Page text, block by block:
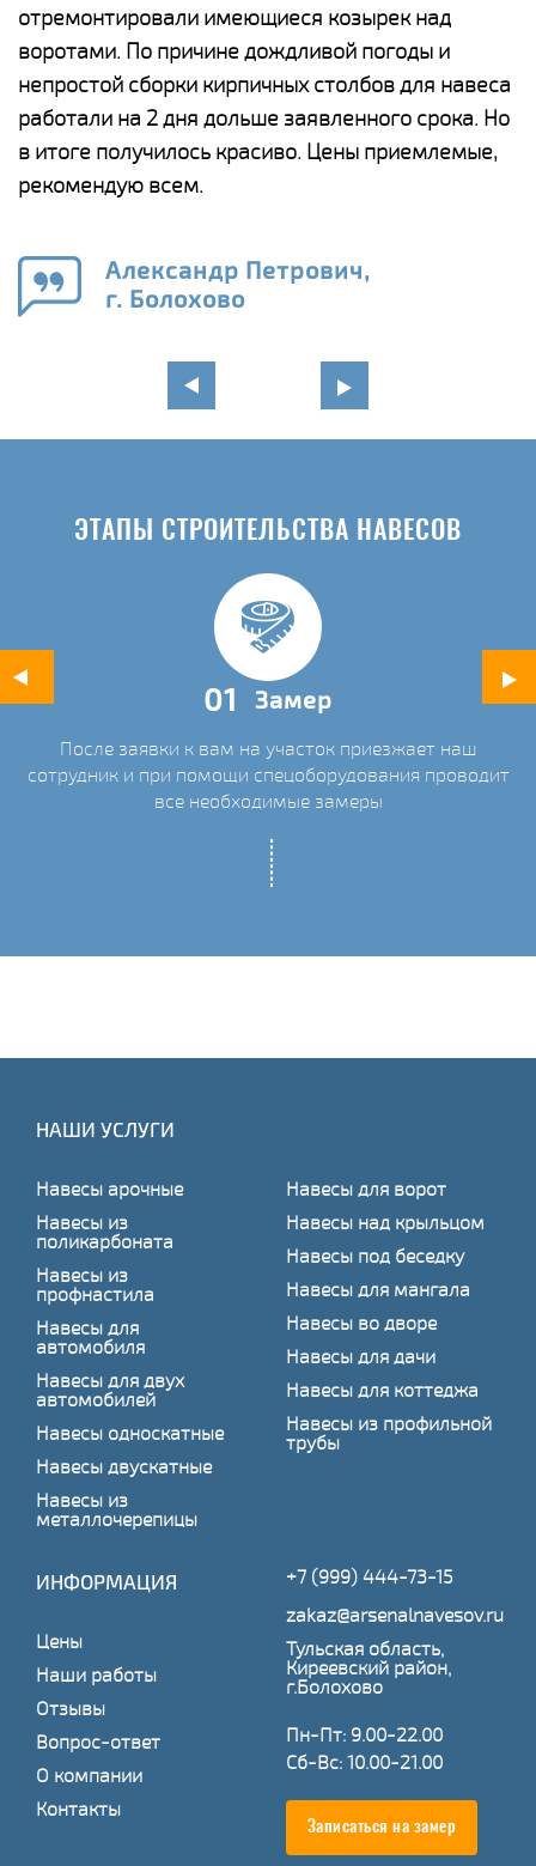
отремонтировали имеющиеся козырек над
воротами. По причине дождливой погоды и
непростой сборки кирпичных столбов для навеса
работали на 2 дня дольше заявленного срока. Но
в итоге получилось красиво. Цены приемлемые,
рекомендую всем.
Александр Петрович,
г. Болохово
ЭТАПЫ СТРОИТЕЛЬСТВА НАВЕСОВ
01 Замер
После заявки к вам на участок приезжает наш
сотрудник и при помощи спецоборудования проводит
все необходимые замеры
НАШИ УСЛУГИ
Навесы арочные
Навесы из
поликарбоната
Навесы из
профнастила
Навесы для
автомобиля
Навесы для двух
автомобилей
Навесы односкатные
Навесы двускатные
Навесы из
металлочерепицы
Навесы для ворот
Навесы над крыльцом
Навесы под беседку
Навесы для мангала
Навесы во дворе
Навесы для дачи
Навесы для коттеджа
Навесы из профильной
трубы
ИНФОРМАЦИЯ
Цены
Наши работы
Отзывы
Вопрос-ответ
О компании
Контакты
+7 (999) 444-73-15
zakaz@arsenalnavesov.ru
Тульская область,
Киреевский район,
г.Болохово
Пн-Пт: 9.00-22.00
Сб-Вс: 10.00-21.00
Записаться на замер